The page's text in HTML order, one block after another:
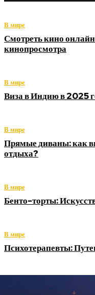
В мире
Смотреть кино
кинопросмотра
В мире
Виза в Индию в 2025
В мире
Прямые диваны: как
отдыха?
В мире
Бенто-торты:
В мире
Психотерапевты: